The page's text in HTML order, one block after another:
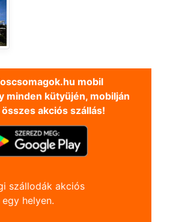
mobil
minden kütyüjén, mobilján
akciós szállás!
szállodák akciós
helyen.